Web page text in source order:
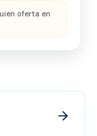
oferta en
arrow_forward